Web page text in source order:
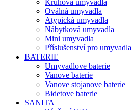
Kruhová umyvadla
Oválná umyvadla
Atypická umyvadla
Nábytková umyvadla
Mini umyvadla
Příslušenství pro umyvadla
BATERIE
Umyvadlove baterie
Vanove baterie
Vanove stojanove baterie
Bidetove baterie
SANITA